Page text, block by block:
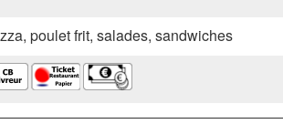
poulet frit, salades, sandwiches